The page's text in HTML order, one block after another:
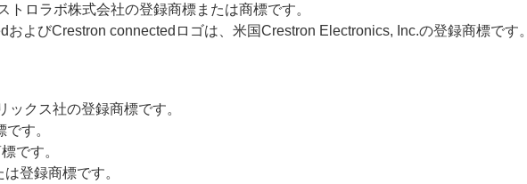
ロラボ株式会社の登録商標または商標です。
よびCrestron connectedロゴは、米国Crestron Electronics, Inc.の登録商標です。
クス社の登録商標です。
す。
です。
登録商標です。